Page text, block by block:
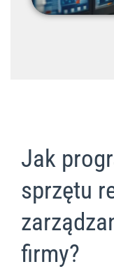
Jak
sprzętu
firmy?